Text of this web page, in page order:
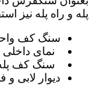
پله و راه پله نیز
سنگ کف
نمای داخلی
سنگ کف
دیوار لابی